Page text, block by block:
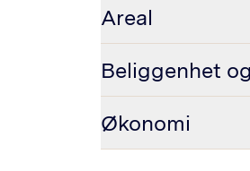
Areal
Beliggenhet
Økonomi